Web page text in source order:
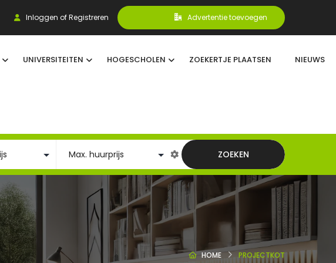
Inloggen of Registreren Advertentie toevoegen
UNIVERSITEITEN HOGESCHOLEN ZOEKERTJE PLAATSEN NIEUWS
ZOEKEN
HOME PROJECTKOT